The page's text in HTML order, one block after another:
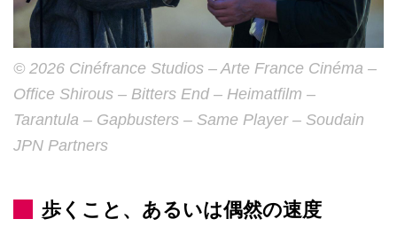
© 2026 Cinéfrance Studios – Arte France Cinéma –
Office Shirous – Bitters End – Heimatfilm –
Tarantula – Gapbusters – Same Player – Soudain
JPN Partners
歩くこと、あるいは偶然の速度